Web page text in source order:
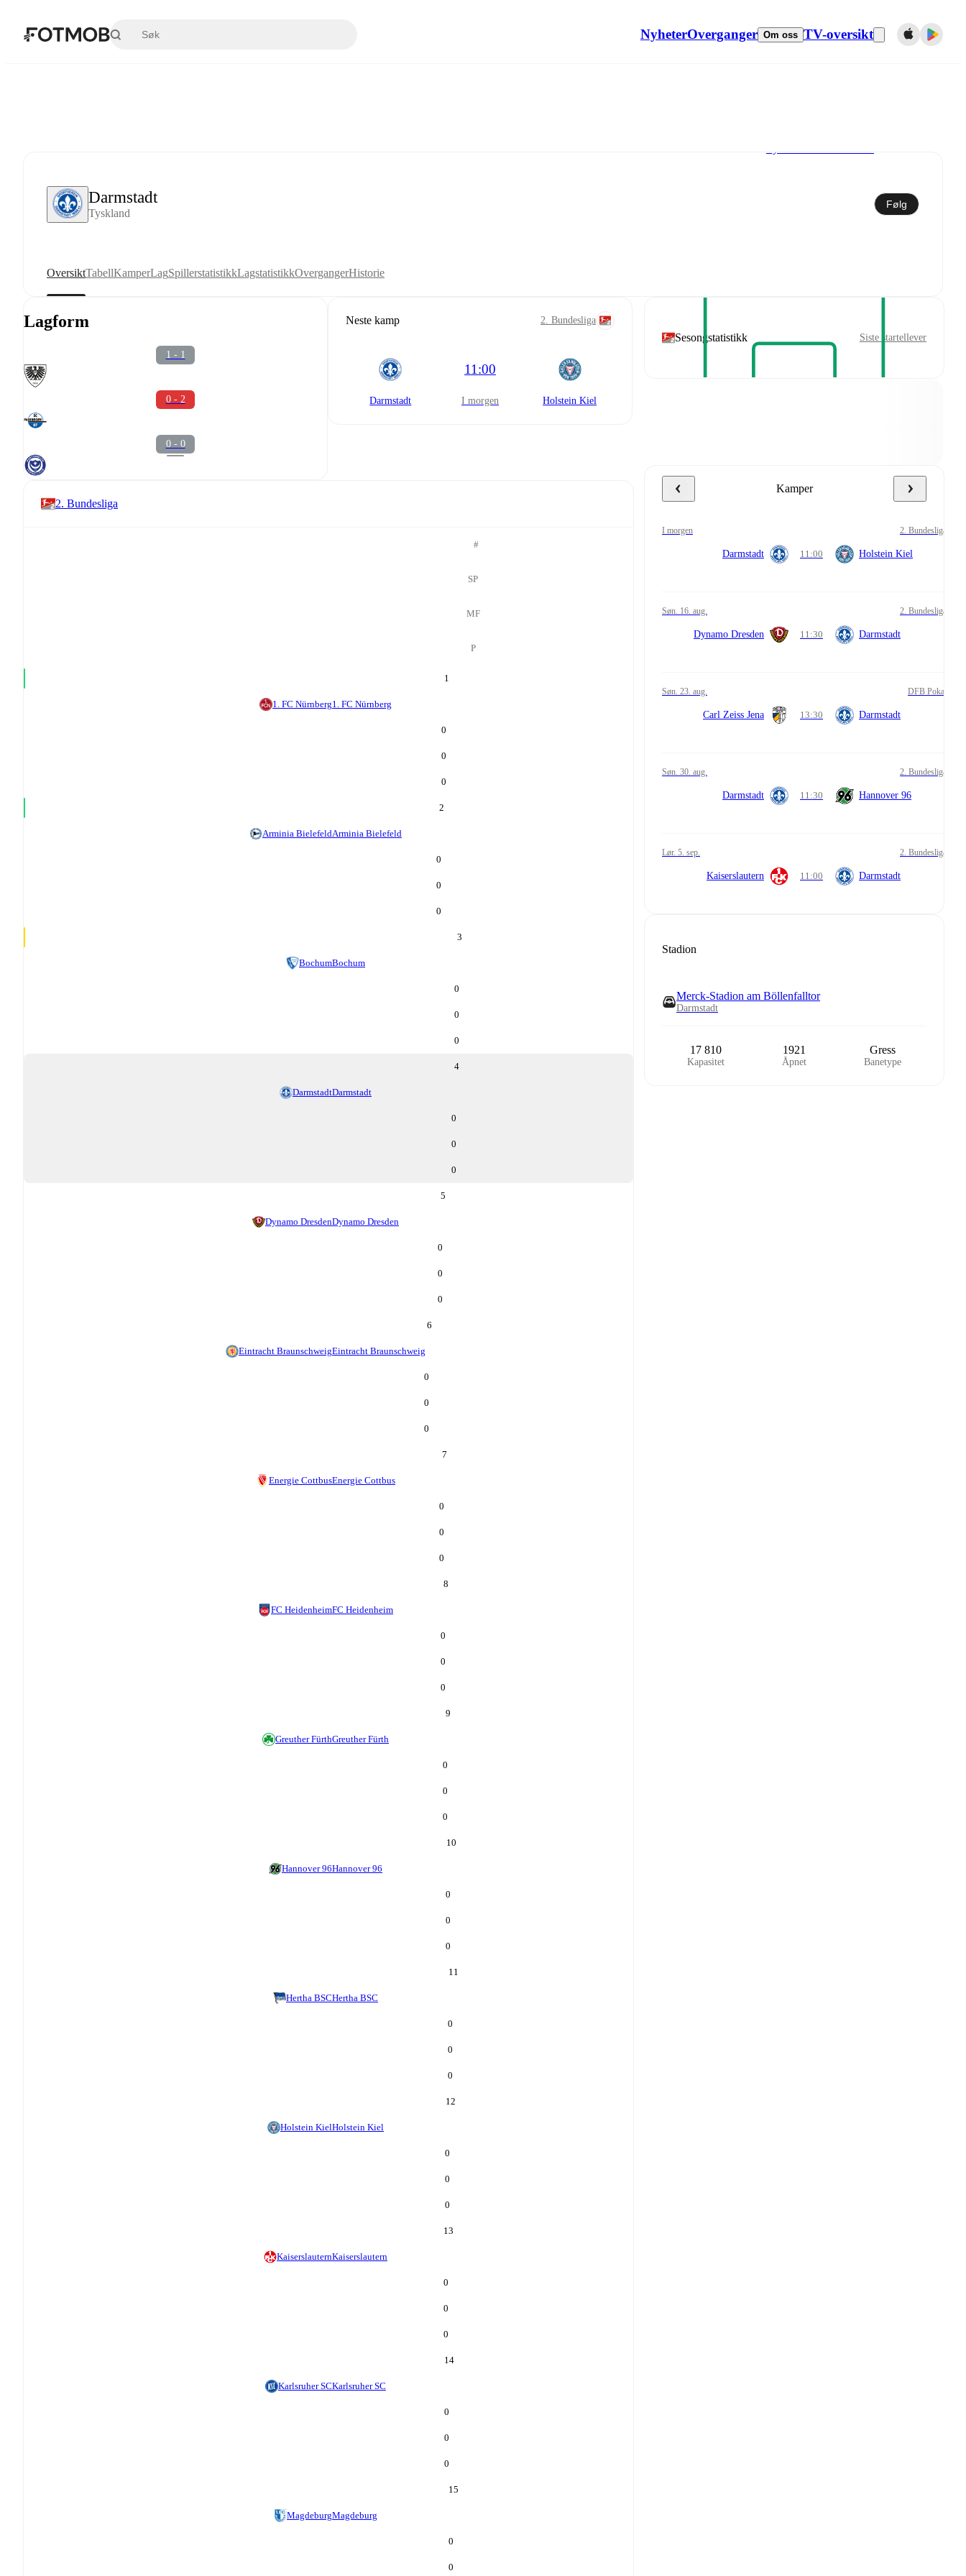
NyheterOverganger Om oss TV-oversikt
Darmstadt
Tyskland
Følg
OversiktTabellKamperLagSpillerstatistikkLagstatistikkOvergangerHistorie
Lagform
1 - 1
0 - 2
0 - 0
Neste kamp 2. Bundesliga
Darmstadt
11:00
i morgen Holstein Kiel
2. Bundesliga
#
SP
MF
P
1
1. FC Nürnberg1. FC Nürnberg
0
0
0
2
Arminia BielefeldArminia Bielefeld
0
0
0
3
BochumBochum
0
0
0
4
DarmstadtDarmstadt
0
0
0
5
Dynamo DresdenDynamo Dresden
0
0
0
6
Eintracht BraunschweigEintracht Braunschweig
0
0
0
7
Energie CottbusEnergie Cottbus
0
0
0
8
FC HeidenheimFC Heidenheim
0
0
0
9
Greuther FürthGreuther Fürth
0
0
0
10
Hannover 96Hannover 96
0
0
0
11
Hertha BSCHertha BSC
0
0
0
12
Holstein KielHolstein Kiel
0
0
0
13
KaiserslauternKaiserslautern
0
0
0
14
Karlsruher SCKarlsruher SC
0
0
0
15
MagdeburgMagdeburg
0
0
Sesongstatistikk Siste startellever
Kamper
i morgen 2. Bundesliga
Darmstadt 11:00 Holstein Kiel
søn. 16. aug. 2. Bundesliga
Dynamo Dresden 11:30 Darmstadt
søn. 23. aug. DFB Pokal
Carl Zeiss Jena 13:30 Darmstadt
søn. 30. aug. 2. Bundesliga
Darmstadt 11:30 Hannover 96
lør. 5. sep. 2. Bundesliga
Kaiserslautern 11:00 Darmstadt
Stadion
Merck-Stadion am Böllenfalltor
Darmstadt
17 810
Kapasitet
1921
Åpnet
Gress
Banetype